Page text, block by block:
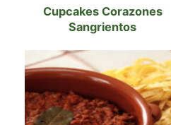
Cupcakes Corazones
Sangrientos